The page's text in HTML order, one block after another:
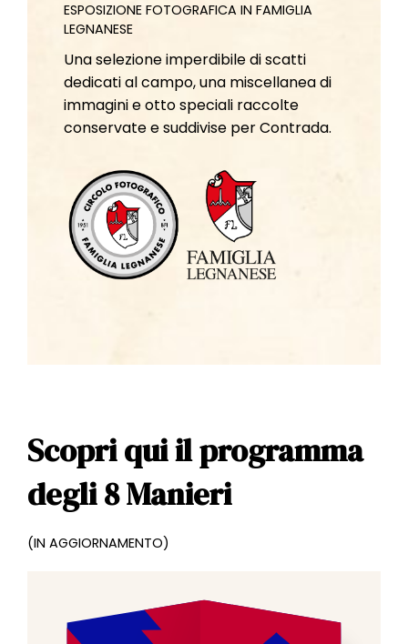
ESPOSIZIONE FOTOGRAFICA IN FAMIGLIA
LEGNANESE
Una selezione imperdibile di scatti
dedicati al campo, una miscellanea di
immagini e otto speciali raccolte
conservate e suddivise per Contrada.
Scopri qui il programma
degli 8 Manieri
(IN AGGIORNAMENTO)